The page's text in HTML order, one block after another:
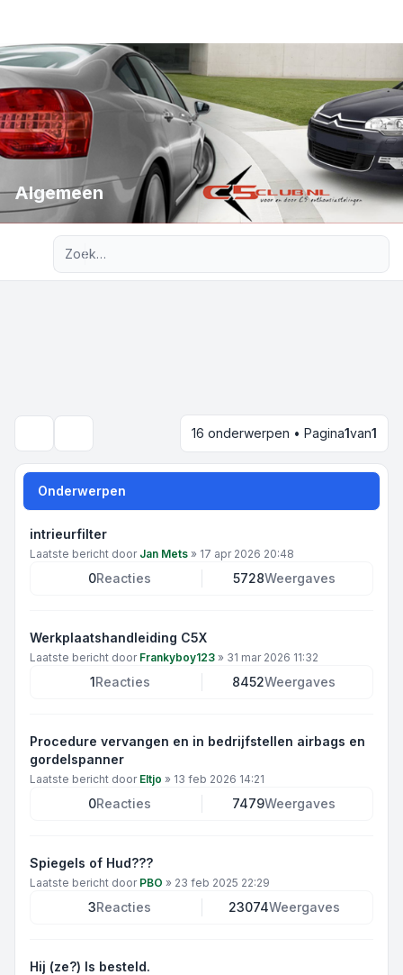
Algemeen
16 onderwerpen • Pagina1van1
Onderwerpen
intrieurfilter
Laatste bericht door Jan Mets » 17 apr 2026 20:48
0Reacties 5728Weergaves
Werkplaatshandleiding C5X
Laatste bericht door Frankyboy123 » 31 mar 2026 11:32
1Reacties 8452Weergaves
Procedure vervangen en in bedrijfstellen airbags en
gordelspanner
Laatste bericht door Eltjo » 13 feb 2026 14:21
0Reacties 7479Weergaves
Spiegels of Hud???
Laatste bericht door PBO » 23 feb 2025 22:29
3Reacties 23074Weergaves
Hij (ze?) Is besteld.